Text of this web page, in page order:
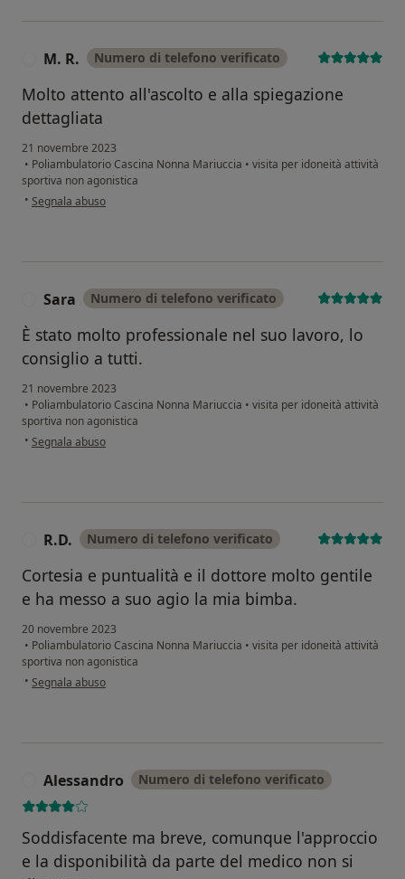
M. R. Numero di telefono verificato
Molto attento all'ascolto e alla spiegazione
dettagliata
21 novembre 2023
• Poliambulatorio Cascina Nonna Mariuccia • visita per idoneità attività
sportiva non agonistica
• secondo l'opinione dell'utente M. R.
Segnala abuso
Sara Numero di telefono verificato
È stato molto professionale nel suo lavoro, lo
consiglio a tutti.
21 novembre 2023
• Poliambulatorio Cascina Nonna Mariuccia • visita per idoneità attività
sportiva non agonistica
• secondo l'opinione dell'utente Sara
Segnala abuso
R.D. Numero di telefono verificato
Cortesia e puntualità e il dottore molto gentile
e ha messo a suo agio la mia bimba.
20 novembre 2023
• Poliambulatorio Cascina Nonna Mariuccia • visita per idoneità attività
sportiva non agonistica
• secondo l'opinione dell'utente R.D.
Segnala abuso
Alessandro Numero di telefono verificato
Soddisfacente ma breve, comunque l'approccio
e la disponibilità da parte del medico non si